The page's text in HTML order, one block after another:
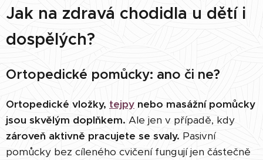
Jak na zdravá chodidla u dětí i
dospělých?
Ortopedické pomůcky: ano či ne?
Ortopedické vložky, tejpy nebo masážní pomůcky
jsou skvělým doplňkem. Ale jen v případě, kdy
zároveň aktivně pracujete se svaly. Pasivní
pomůcky bez cíleného cvičení fungují jen částečně